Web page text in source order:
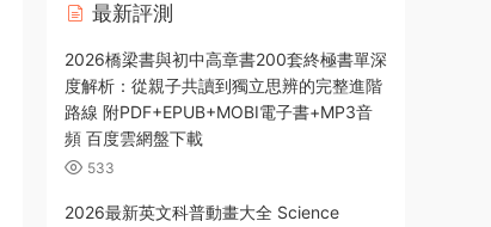
最新評測
2026橋梁書與初中高章書200套終極書單深
度解析：從親子共讀到獨立思辨的完整進階
路線 附PDF+EPUB+MOBI電子書+MP3音
頻 百度雲網盤下載
533
2026最新英文科普動畫大全 Science